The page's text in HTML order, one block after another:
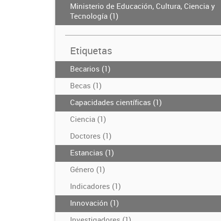
Ministerio de Educación, Cultura, Ciencia y
Tecnología (1)
Etiquetas
Becarios (1)
Becas (1)
Capacidades científicas (1)
Ciencia (1)
Doctores (1)
Estancias (1)
Género (1)
Indicadores (1)
Innovación (1)